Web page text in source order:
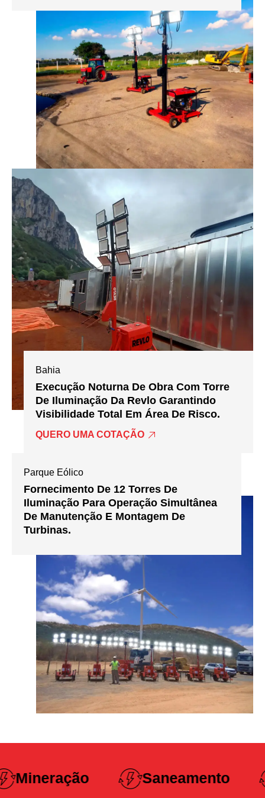
Bahia
Execução Noturna De Obra Com Torre
De Iluminação Da Revlo Garantindo
Visibilidade Total Em Área De Risco.
QUERO UMA COTAÇÃO
Parque Eólico
Fornecimento De 12 Torres De
Iluminação Para Operação Simultânea
De Manutenção E Montagem De
Turbinas.
Saneamento
Construção
Pesada